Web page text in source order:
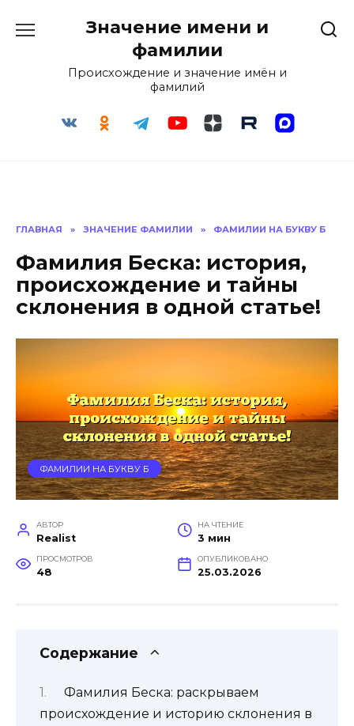
Значение имени и
фамилии
Происхождение и значение имён и
фамилий
ГЛАВНАЯ » ЗНАЧЕНИЕ ФАМИЛИИ » ФАМИЛИИ НА БУКВУ Б
Фамилия Беска: история,
происхождение и тайны
склонения в одной статье!
ФАМИЛИИ НА БУКВУ Б
АВТОР
Realist
НА ЧТЕНИЕ
3 мин
ПРОСМОТРОВ
48
ОПУБЛИКОВАНО
25.03.2026
Содержание
Фамилия Беска: раскрываем
происхождение и историю склонения в